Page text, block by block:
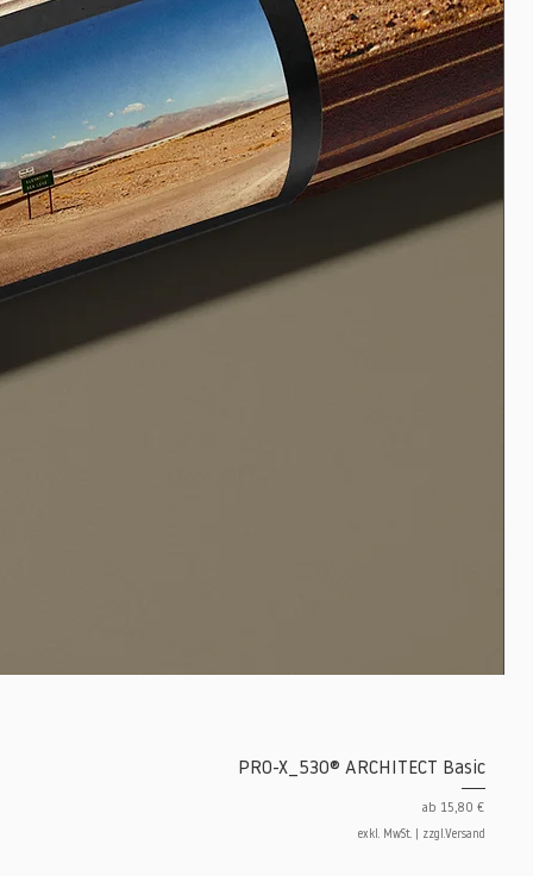
PRO-X_530® ARCHITECT Basic
ab 15,80 €
Sale-Preis
exkl. MwSt. zzgl.Versand